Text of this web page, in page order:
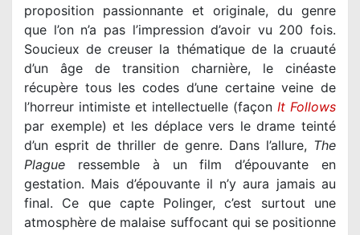
proposition passionnante et originale, du genre
que l’on n’a pas l’impression d’avoir vu 200 fois.
Soucieux de creuser la thématique de la cruauté
d’un âge de transition charnière, le cinéaste
récupère tous les codes d’une certaine veine de
l’horreur intimiste et intellectuelle (façon It Follows
par exemple) et les déplace vers le drame teinté
d’un esprit de thriller de genre. Dans l’allure, The
Plague ressemble à un film d’épouvante en
gestation. Mais d’épouvante il n’y aura jamais au
final. Ce que capte Polinger, c’est surtout une
atmosphère de malaise suffocant qui se positionne